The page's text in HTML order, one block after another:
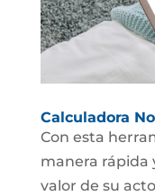
Calculadora
Con esta
manera rápida
valor de su